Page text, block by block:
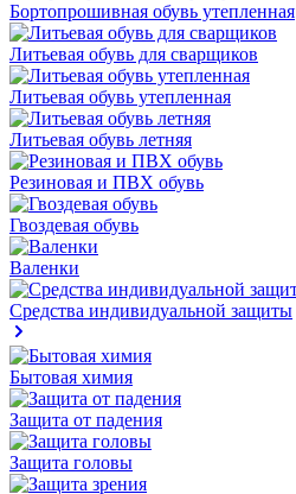
Бортопрошивная обувь утепленная
Литьевая обувь для сварщиков
Литьевая обувь утепленная
Литьевая обувь летняя
Резиновая и ПВХ обувь
Гвоздевая обувь
Валенки
Средства индивидуальной защиты
Бытовая химия
Защита от падения
Защита головы